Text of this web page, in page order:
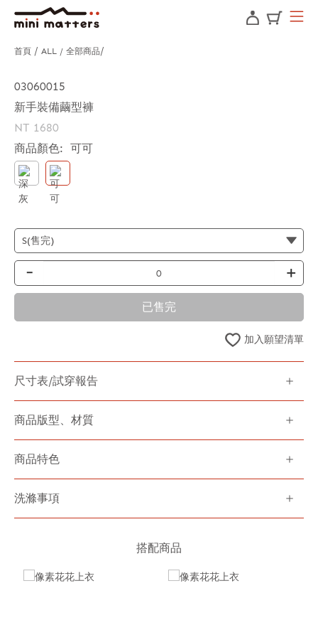
首頁 ALL / 全部商品
03060015
新手裝備繭型褲
NT 1680
商品顏色: 可可
- +
已售完
加入願望清單
尺寸表/試穿報告
商品版型、材質
商品特色
洗滌事項
搭配商品